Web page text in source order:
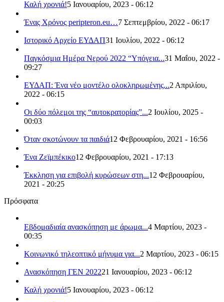
Καλή χρονιά!5 Ιανουαρίου, 2023 - 06:12
Ένας Χρόνος peripteron.eu…7 Σεπτεμβρίου, 2022 - 06:17
Ιστορικό Αρχείο ΕΥΔΑΠ31 Ιουλίου, 2022 - 06:12
Παγκόσμια Ημέρα Νερού 2022 “Υπόγεια...31 Μαΐου, 2022 -
09:27
ΕΥΔΑΠ: Ένα νέο μοντέλο ολοκληρωμένης...2 Απριλίου,
2022 - 06:15
Οι δύο πόλεμοι της “αυτοκρατορίας”...2 Ιουλίου, 2025 -
00:03
Όταν σκοτώνουν τα παιδιά12 Φεβρουαρίου, 2021 - 16:56
Ένα Ζεϊμπέκικο12 Φεβρουαρίου, 2021 - 17:13
Έκκληση για επιβολή κυρώσεων στη...12 Φεβρουαρίου,
2021 - 20:25
Πρόσφατα
Εβδομαδιαία ανασκόπηση με άρωμα...4 Μαρτίου, 2023 -
00:35
Κοινωνικό τηλεοπτικό μήνυμα για...2 Μαρτίου, 2023 - 06:15
Ανασκόπηση ΓΕΝ 202221 Ιανουαρίου, 2023 - 06:12
Καλή χρονιά!5 Ιανουαρίου, 2023 - 06:12